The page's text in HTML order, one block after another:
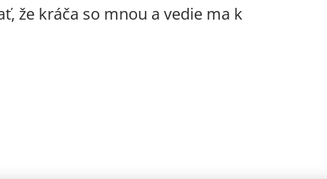
že kráča so mnou a vedie ma k